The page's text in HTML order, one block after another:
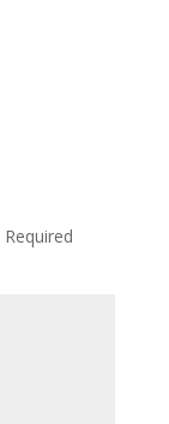
Required